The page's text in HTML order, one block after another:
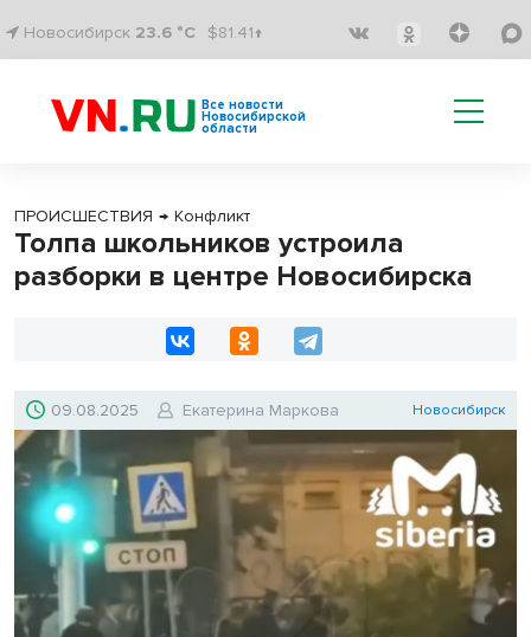
Новосибирск 23.6 °C $81.41↑
Все новости
Новосибирской
области
ПРОИСШЕСТВИЯ → Конфликт
Толпа школьников устроила
разборки в центре Новосибирска
09.08.2025 Екатерина Маркова Новосибирск